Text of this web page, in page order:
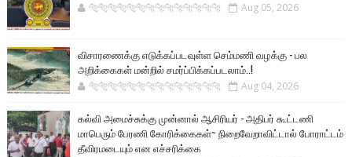
🐅🐅🐅🐅🐅🐅🐆🐆🐆🐆🐆🐆🐆🐆 Aug 05, 2026
விசாரணைக்கு எடுக்கப்படவுள்ள செம்மணி வழக்கு - பல
அறிக்கைகள் மன்றில் சமர்ப்பிக்கப்படலாம்..!
🐅🐅🐅🐅🐅🐅🐆🐆🐆🐆🐆🐆🐆🐆 Aug 04, 2026
கல்வி அமைச்சுக்கு முன்னால் ஆசிரியர் - அதிபர் கூட்டணி
மாபெரும் பேரணி கோரிக்கைகள்~ நிறைவேறாவிட்டால் போராட்டம்
தீவிரமடையும் என எச்சரிக்கை